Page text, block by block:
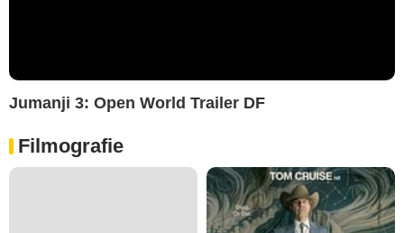
Jumanji 3: Open World Trailer DF
Filmografie